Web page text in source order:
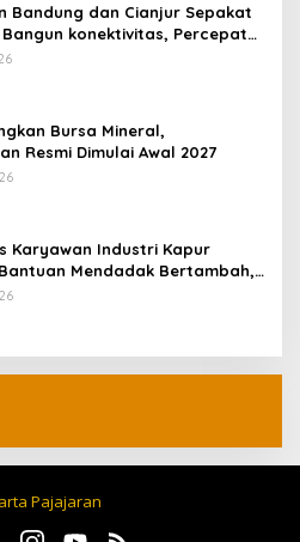
Bandung dan Cianjur Sepakat
konektivitas, Percepat
Ekonomi Daerah
Bursa Mineral,
Resmi Dimulai Awal 2027
Karyawan Industri Kapur
Mendadak Bertambah,